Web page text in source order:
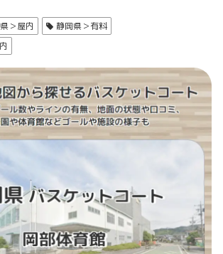
＞屋内
静岡県＞有料